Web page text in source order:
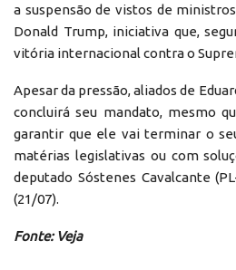
a suspensão de vistos de
Donald Trump, iniciativa que,
vitória internacional contra o
Apesar da pressão, aliados de
concluirá seu mandato, mesmo
garantir que ele vai terminar o
matérias legislativas ou com
deputado Sóstenes Cavalcante
(21/07).
Fonte: Veja